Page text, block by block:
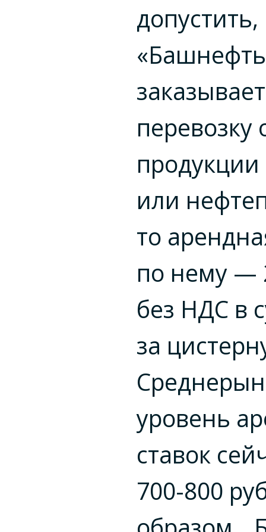
допустить,
заказывает
перевозку
или
то
по нему —
без НДС в
за
уровень
ставок
700-800